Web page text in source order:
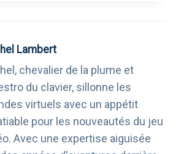
Lambert
chevalier de la plume et
du clavier, sillonne les
virtuels avec un appétit
pour les nouveautés du jeu
Avec une expertise aiguisée